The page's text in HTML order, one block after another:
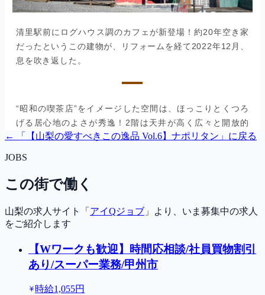
← 「 【山梨の愛すべきこの逸品 Vol.6】ナポリタン 」に戻る
JOBS
この街で働く
山梨の求人サイト「 アイQジョブ 」より、いま募集中の求人
をご紹介します
【Wワークも歓迎】時間応相談/社員買物割引
あり/スーパー業務/甲州市
時給1,055円